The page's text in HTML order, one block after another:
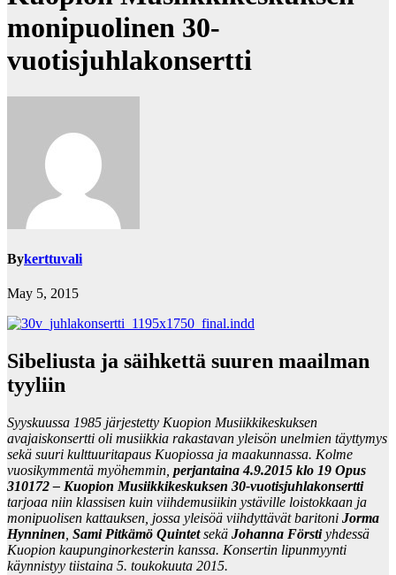
monipuolinen 30-
vuotisjuhlakonsertti
Bykerttuvali
May 5, 2015
Sibeliusta ja säihkettä suuren maailman
tyyliin
Syyskuussa 1985 järjestetty Kuopion Musiikkikeskuksen
avajaiskonsertti oli musiikkia rakastavan yleisön unelmien täyttymys
sekä suuri kulttuuritapaus Kuopiossa ja maakunnassa. Kolme
vuosikymmentä myöhemmin, perjantaina 4.9.2015 klo 19 Opus
310172 – Kuopion Musiikkikeskuksen 30-vuotisjuhlakonsertti
tarjoaa niin klassisen kuin viihdemusiikin ystäville loistokkaan ja
monipuolisen kattauksen, jossa yleisöä viihdyttävät baritoni Jorma
Hynninen Sami Pitkämö Quintetsekä Johanna Förstiyhdessä
Kuopion kaupunginorkesterin kanssa. Konsertin lipunmyynti
käynnistyy tiistaina 5. toukokuuta 2015.